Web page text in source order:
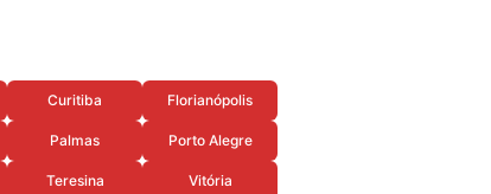
Curitiba Florianópolis
Palmas Porto Alegre
Teresina Vitória